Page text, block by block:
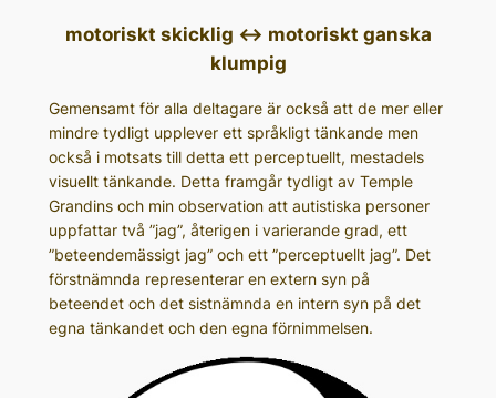
motoriskt skicklig <-> motoriskt ganska
klumpig
Gemensamt för alla deltagare är också att de mer eller
mindre tydligt upplever ett språkligt tänkande men
också i motsats till detta ett perceptuellt, mestadels
visuellt tänkande. Detta framgår tydligt av Temple
Grandins och min observation att autistiska personer
uppfattar två ”jag”, återigen i varierande grad, ett
”beteendemässigt jag” och ett ”perceptuellt jag”. Det
förstnämnda representerar en extern syn på
beteendet och det sistnämnda en intern syn på det
egna tänkandet och den egna förnimmelsen.